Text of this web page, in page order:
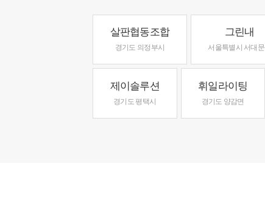
살판협동조합
경기도 의정부시
그린내
서울특별시 서대
제이솔루션
경기도 평택시
휘일라이팅
경기도 양감면